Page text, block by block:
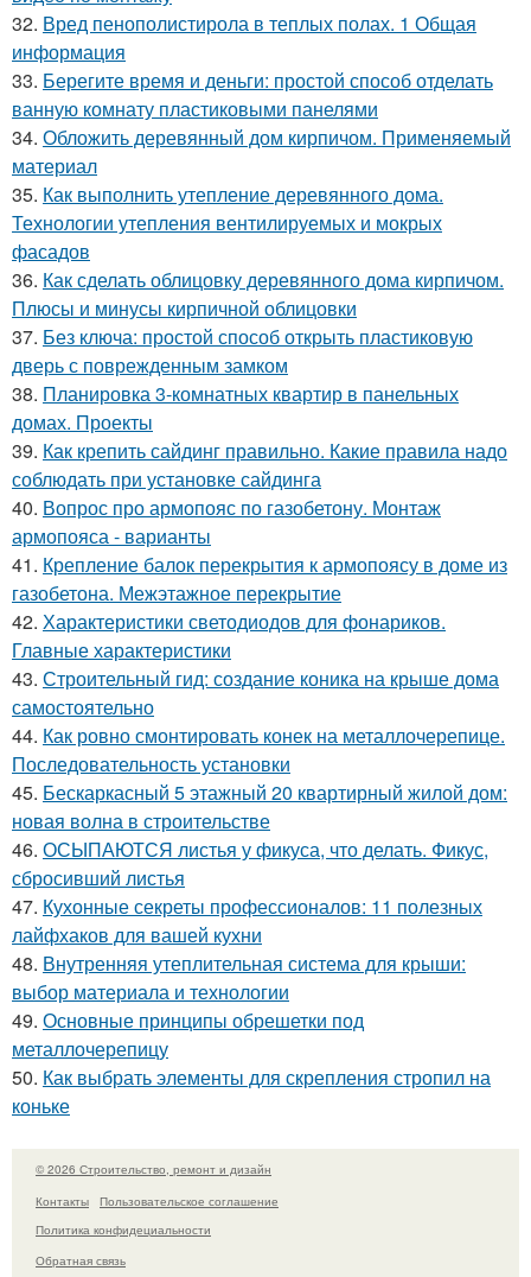
32. Вред пенополистирола в теплых полах. 1 Общая
информация
33. Берегите время и деньги: простой способ отделать
ванную комнату пластиковыми панелями
34. Обложить деревянный дом кирпичом. Применяемый
материал
35. Как выполнить утепление деревянного дома.
Технологии утепления вентилируемых и мокрых
фасадов
36. Как сделать облицовку деревянного дома кирпичом.
Плюсы и минусы кирпичной облицовки
37. Без ключа: простой способ открыть пластиковую
дверь с поврежденным замком
38. Планировка 3-комнатных квартир в панельных
домах. Проекты
39. Как крепить сайдинг правильно. Какие правила надо
соблюдать при установке сайдинга
40. Вопрос про армопояс по газобетону. Монтаж
армопояса - варианты
41. Крепление балок перекрытия к армопоясу в доме из
газобетона. Межэтажное перекрытие
42. Характеристики светодиодов для фонариков.
Главные характеристики
43. Строительный гид: создание коника на крыше дома
самостоятельно
44. Как ровно смонтировать конек на металлочерепице.
Последовательность установки
45. Бескаркасный 5 этажный 20 квартирный жилой дом:
новая волна в строительстве
46. ОСЫПАЮТСЯ листья у фикуса, что делать. Фикус,
сбросивший листья
47. Кухонные секреты профессионалов: 11 полезных
лайфхаков для вашей кухни
48. Внутренняя утеплительная система для крыши:
выбор материала и технологии
49. Основные принципы обрешетки под
металлочерепицу
50. Как выбрать элементы для скрепления стропил на
коньке
© 2026 Строительство, ремонт и дизайн
Контакты
Пользовательское соглашение
Политика конфидециальности
Обратная связь